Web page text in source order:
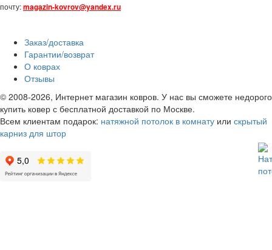
почту:magazin-kovrov@yandex.ru
Заказ/доставка
Гарантии/возврат
О коврах
Отзывы
© 2008-2026, Интернет магазин ковров. У нас вы сможете недорого
купить ковер с бесплатной доставкой по Москве.
Всем клиентам подарок: натяжной потолок в комнату или скрытый
карниз для штор